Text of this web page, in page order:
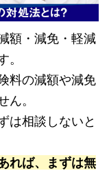
額・減免・軽減
。
料の減額や減免
ん。
は相談しないと
れば、まずは無